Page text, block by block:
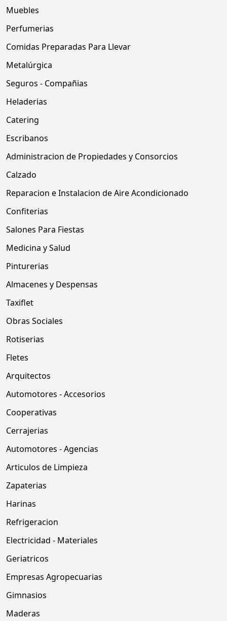
Muebles
Perfumerias
Comidas Preparadas Para Llevar
Metalúrgica
Seguros - Compañias
Heladerias
Catering
Escribanos
Administracion de Propiedades y Consorcios
Calzado
Reparacion e Instalacion de Aire Acondicionado
Confiterias
Salones Para Fiestas
Medicina y Salud
Pinturerias
Almacenes y Despensas
Taxiflet
Obras Sociales
Rotiserias
Fletes
Arquitectos
Automotores - Accesorios
Cooperativas
Cerrajerias
Automotores - Agencias
Articulos de Limpieza
Zapaterias
Harinas
Refrigeracion
Electricidad - Materiales
Geriatricos
Empresas Agropecuarias
Gimnasios
Maderas